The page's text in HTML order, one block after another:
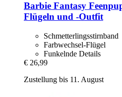
Barbie Fantasy
Flügeln und -​Outfit
Schmetterlingsstirnband
Farbwechsel-Flügel
Funkelnde Details
€ 26,99
Zustellung bis 11. August